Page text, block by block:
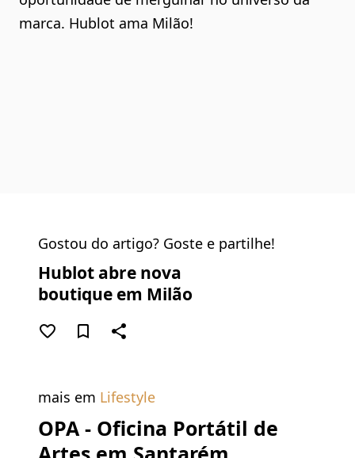
marca. Hublot ama Milão!
Gostou do artigo? Goste e partilhe!
Hublot abre nova
boutique em Milão
favorite_border bookmark_border share
mais em Lifestyle
OPA - Oficina Portátil de